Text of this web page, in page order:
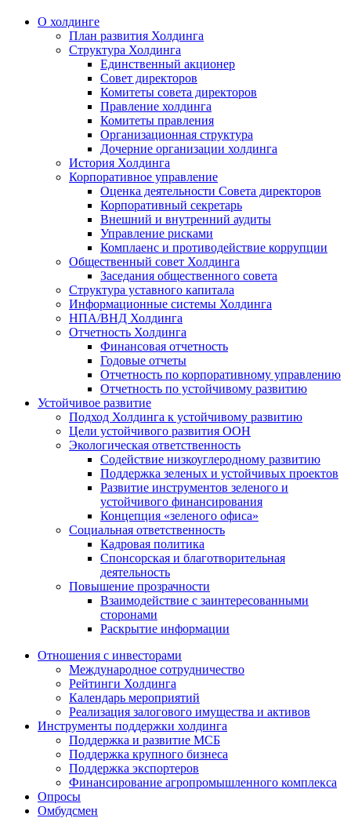
О холдинге
План развития Холдинга
Структура Холдинга
Единственный акционер
Совет директоров
Комитеты совета директоров
Правление холдинга
Комитеты правления
Организационная структура
Дочерние организации холдинга
История Холдинга
Корпоративное управление
Оценка деятельности Совета директоров
Корпоративный секретарь
Внешний и внутренний аудиты
Управление рисками
Комплаенс и противодействие коррупции
Общественный совет Холдинга
Заседания общественного совета
Структура уставного капитала
Информационные системы Холдинга
НПА/ВНД Холдинга
Отчетность Холдинга
Финансовая отчетность
Годовые отчеты
Отчетность по корпоративному управлению
Отчетность по устойчивому развитию
Устойчивое развитие
Подход Холдинга к устойчивому развитию
Цели устойчивого развития ООН
Экологическая ответственность
Содействие низкоуглеродному развитию
Поддержка зеленых и устойчивых проектов
Развитие инструментов зеленого и
устойчивого финансирования
Концепция «зеленого офиса»
Социальная ответственность
Кадровая политика
Спонсорская и благотворительная
деятельность
Повышение прозрачности
Взаимодействие с заинтересованными
сторонами
Раскрытие информации
Отношения с инвесторами
Международное сотрудничество
Рейтинги Холдинга
Календарь мероприятий
Реализация залогового имущества и активов
Инструменты поддержки холдинга
Поддержка и развитие МСБ
Поддержка крупного бизнеса
Поддержка экспортеров
Финансирование агропромышленного комплекса
Опросы
Омбудсмен